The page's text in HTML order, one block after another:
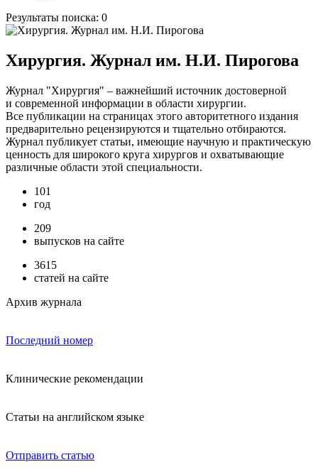
Результаты поиска: 0
Хирургия. Журнал им. Н.И. Пирогова
Журнал "Хирургия" – важнейший источник достоверной
и современной информации в области хирургии.
Все публикации на страницах этого авторитетного издания
предварительно рецензируются и тщательно отбираются.
Журнал публикует статьи, имеющие научную и практическую
ценность для широкого круга хирургов и охватывающие
различные области этой специальности.
101
год
209
выпусков на сайте
3615
статей на сайте
Архив журнала
Последний номер
Клинические рекомендации
Статьи на английском языке
Отправить статью